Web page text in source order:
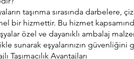
taşınma sırasında darbelere,
bir hizmettir. Bu hizmet
özel ve dayanıklı ambalaj
sunarak eşyalarınızın güvenliğini
Avantajları